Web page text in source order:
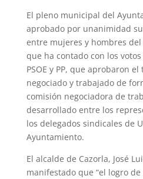
El pleno municipal del
aprobado por unanimidad
entre mujeres y hombres
que ha contado con los
PSOE y PP, que aprobaron
negociado y trabajado de
comisión negociadora de
desarrollado entre los
los delegados sindicales de
Ayuntamiento.
El alcalde de Cazorla, José
manifestado que “el logro